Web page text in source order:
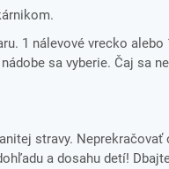
1 nálevové vrecko
sa vyberie. Čaj sa
stravy. Neprekračovať
a dosahu detí!